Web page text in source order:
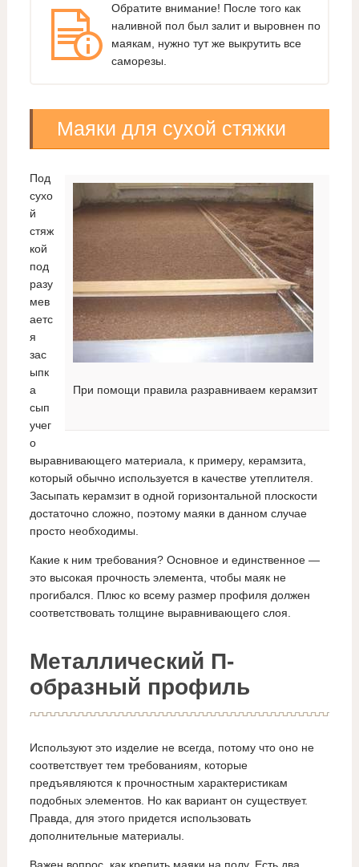
Обратите внимание! После того как
наливной пол был залит и выровнен по
маякам, нужно тут же выкрутить все
саморезы.
Маяки для сухой стяжки
При помощи правила разравниваем керамзит
Под
сухо
й
стяж
кой
под
разу
мев
аетс
я
зас
ыпк
а
сып
учег
о
выравнивающего материала, к примеру, керамзита,
который обычно используется в качестве утеплителя.
Засыпать керамзит в одной горизонтальной плоскости
достаточно сложно, поэтому маяки в данном случае
просто необходимы.
Какие к ним требования? Основное и единственное —
это высокая прочность элемента, чтобы маяк не
прогибался. Плюс ко всему размер профиля должен
соответствовать толщине выравнивающего слоя.
Металлический П-
образный профиль
Используют это изделие не всегда, потому что оно не
соответствует тем требованиям, которые
предъявляются к прочностным характеристикам
подобных элементов. Но как вариант он существует.
Правда, для этого придется использовать
дополнительные материалы.